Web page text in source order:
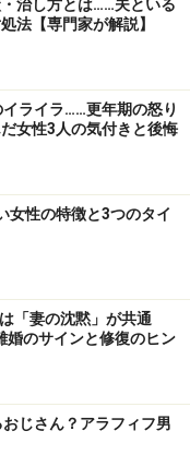
・治し方とは……夫といる
法【専門家が解説】
イライラ……更年期の怒り
女性3人の気付きと後悔
女性の特徴と3つのタイ
「妻の沈黙」が共通
のサインと修復のヒン
じさん？アラフィフ男